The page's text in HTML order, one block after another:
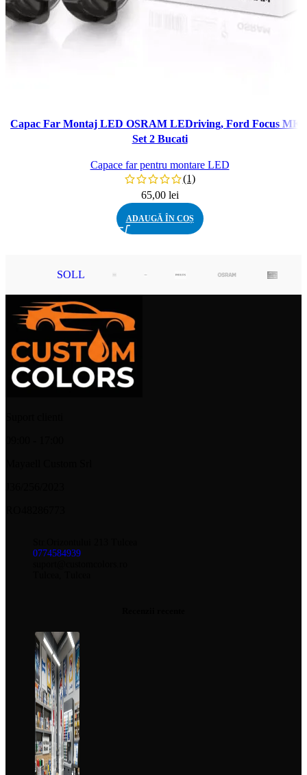
Capac Far Montaj LED OSRAM LEDriving, Ford Focus
Set 2 Bucati
Capace far pentru montare LED
(1)
65,00 lei
ADAUGĂ ÎN COȘ
SOLL
0774584939